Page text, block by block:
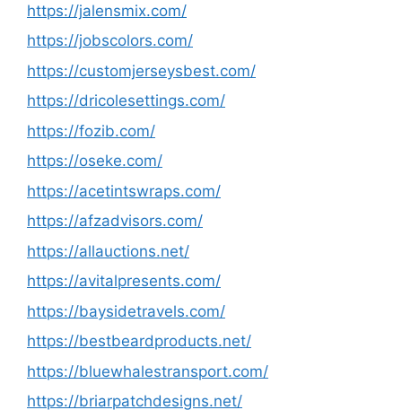
https://jalensmix.com/
https://jobscolors.com/
https://customjerseysbest.com/
https://dricolesettings.com/
https://fozib.com/
https://oseke.com/
https://acetintswraps.com/
https://afzadvisors.com/
https://allauctions.net/
https://avitalpresents.com/
https://baysidetravels.com/
https://bestbeardproducts.net/
https://bluewhalestransport.com/
https://briarpatchdesigns.net/